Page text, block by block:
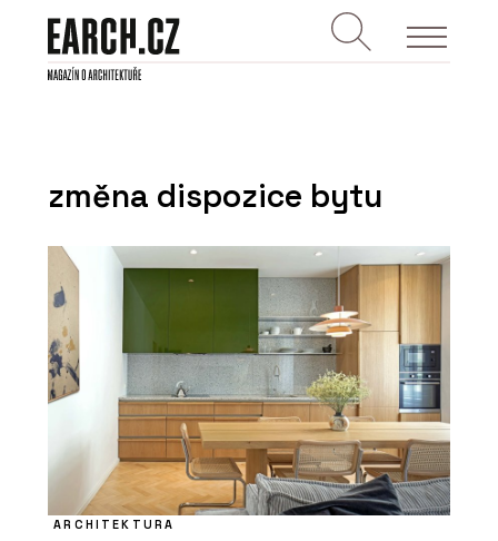
změna dispozice bytu
ARCHITEKTURA